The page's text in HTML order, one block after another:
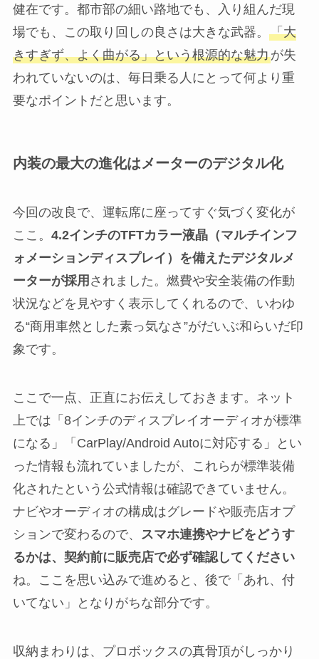
健在です。都市部の細い路地でも、入り組んだ現
場でも、この取り回しの良さは大きな武器。 「大
きすぎず、よく曲がる」という根源的な魅力が失
われていないのは、毎日乗る人にとって何より重
要なポイントだと思います。
内装の最大の進化はメーターのデジタル化
今回の改良で、運転席に座ってすぐ気づく変化が
ここ。 4.2インチのTFTカラー液晶（マルチインフ
ォメーションディスプレイ）を備えたデジタルメ
ーターが採用 されました。燃費や安全装備の作動
状況などを見やすく表示してくれるので、いわゆ
る“商用車然とした素っ気なさ”がだいぶ和らいだ印
象です。
ここで一点、正直にお伝えしておきます。ネット
上では「8インチのディスプレイオーディオが標準
になる」「CarPlay/Android Autoに対応する」とい
った情報も流れていましたが、これらが標準装備
化されたという公式情報は確認できていません。
ナビやオーディオの構成はグレードや販売店オプ
ションで変わるので、
スマホ連携やナビをどうす
るかは、契約前に販売店で必ず確認してください
ね。ここを思い込みで進めると、後で「あれ、付
いてない」となりがちな部分です。
収納まわりは、プロボックスの真骨頂がしっかり